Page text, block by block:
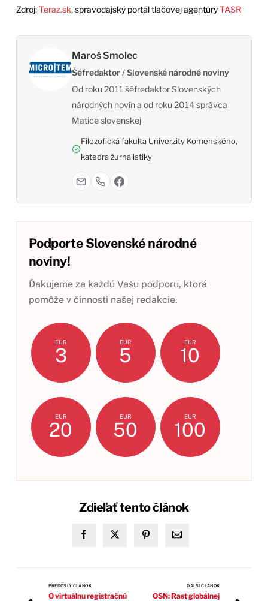
Zdroj:Teraz.sk, spravodajský portál tlačovej agentúryTASR
Maroš Smolec
Šéfredaktor / Slovenské národné noviny
Od roku 2011 šéfredaktor Slovenských
národných novín a od roku 2014 správca
Matice slovenskej
Filozofická fakulta Univerzity Komenského,
katedra žurnalistiky
Podporte Slovenské národné
noviny!
Ďakujeme za každú Vašu podporu, ktorá
pomôže v činnosti našej redakcie.
EUR
3
EUR
5
EUR
10
EUR
20
EUR
50
EUR
100
Zdieľať tento článok
PREDOŠLÝ ČLÁNOK
O virtuálnu registračnú
ĎALŠÍ ČLÁNOK
OSN: Rast globálnej